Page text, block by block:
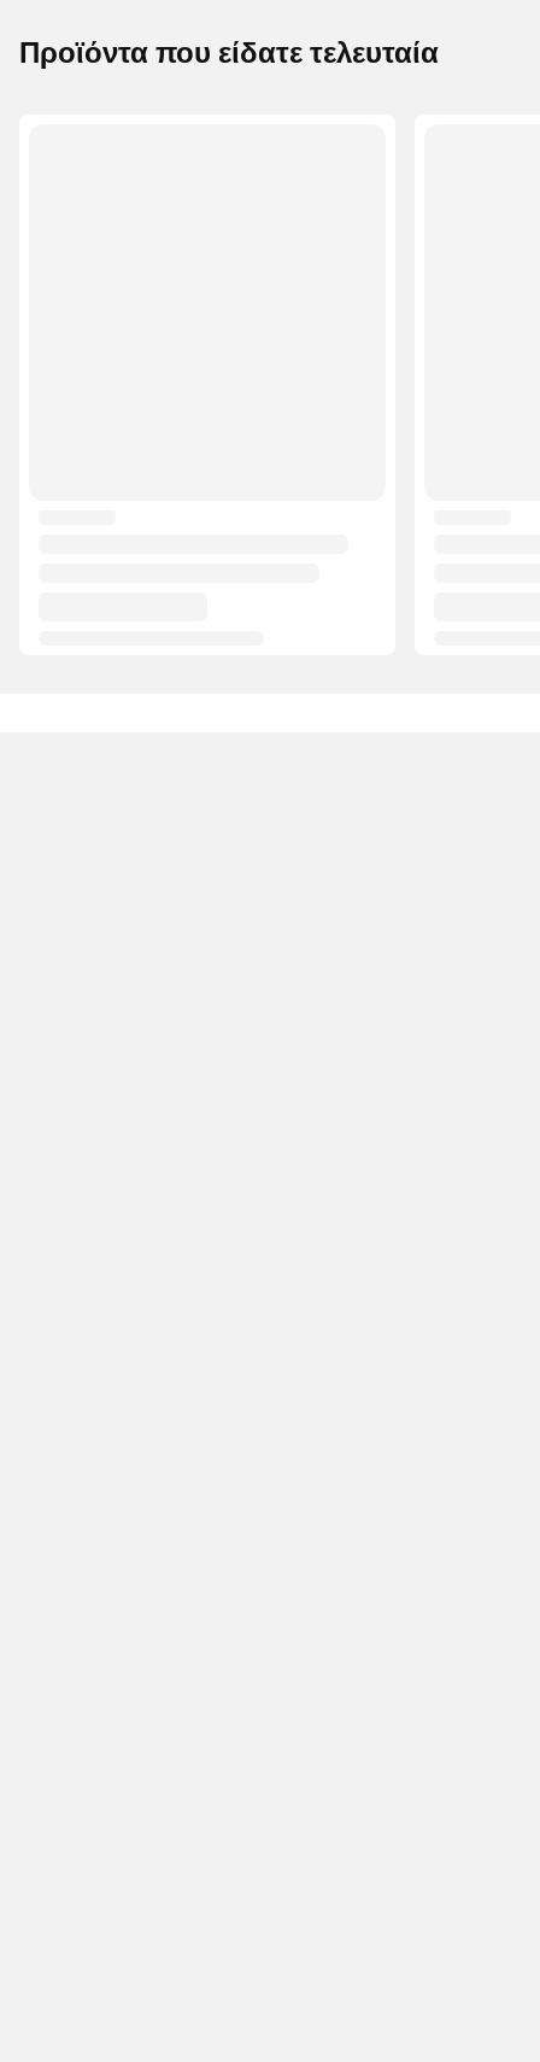
Προϊόντα που είδατε τελευταία